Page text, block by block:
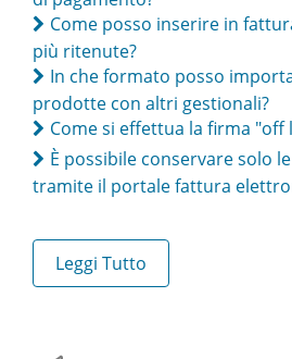
Come posso inserire in
più ritenute?
In che formato posso
prodotte con altri gestionali?
Come si effettua la firma "off
È possibile conservare solo
tramite il portale fattura
Leggi Tutto